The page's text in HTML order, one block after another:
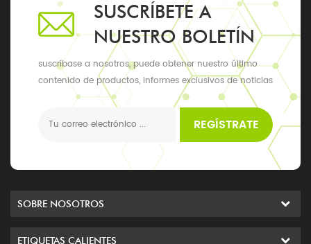
SUSCRÍBETE A
NUESTRO BOLETÍN
suscríbase a nosotros, puede obtener nuestro último
contenido de productos, informes exclusivos de noticias
y actualizaciones, los últimos eventos locales
REGÍSTRATE
SOBRE NOSOTROS
ETIQUETAS CALIENTES